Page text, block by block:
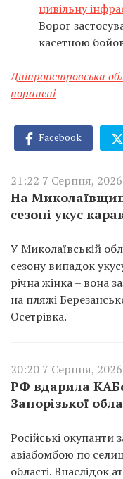
цивільну
Ворог
касетною
Дніпропетровська
поранені
Facebook
21:22 7 Серпня, 2026
На
сезоні укус
У Миколаївській
сезону випадок
річна жінка – вона
на пляжі
Осетрівка.
20:20 7 Серпня, 2026
РФ вдарила
Запорізької
Російські
авіабомбою по
області. Внаслідок